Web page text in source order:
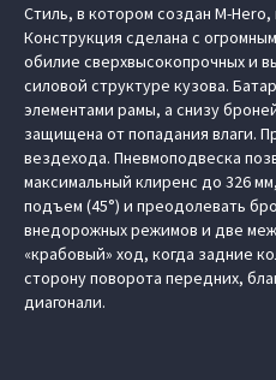
Стиль, в котором создан M-
Конструкция сделана с
обилие сверхвысокопрочных и
силовой структуре кузова.
элементами рамы, а снизу
защищена от попадания влаги.
вездехода. Пневмоподвеска
максимальный клиренс до 326
подъем (45°) и преодолевать
внедорожных режимов и две
«крабовый» ход, когда задние
сторону поворота передних,
диагонали.